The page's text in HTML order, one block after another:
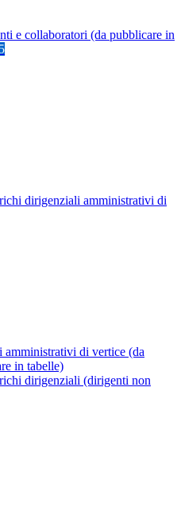
e collaboratori (da pubblicare in
5
dirigenziali amministrativi di
amministrativi di vertice (da
in tabelle)
dirigenziali (dirigenti non